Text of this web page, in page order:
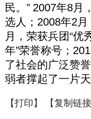
民。” 2007年8月
选人；2008年2月
月，荣获兵团“优
年”荣誉称号；
了社会的广泛赞
弱者撑起了一片天
【打印】 【复制链接